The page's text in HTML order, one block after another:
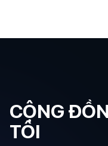
CỘNG
TÔI